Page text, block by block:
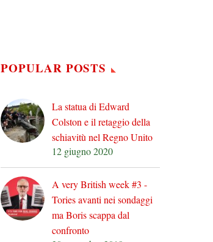
POPULAR POSTS
La statua di Edward
Colston e il retaggio della
schiavitù nel Regno Unito
12 giugno 2020
A very British week #3 -
Tories avanti nei sondaggi
ma Boris scappa dal
confronto